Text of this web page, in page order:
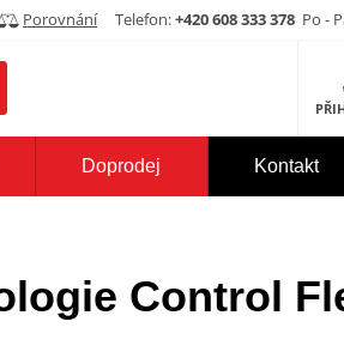
Porovnání Telefon:+420 608 333 378 Po -
Doprodej Kontakt
Control